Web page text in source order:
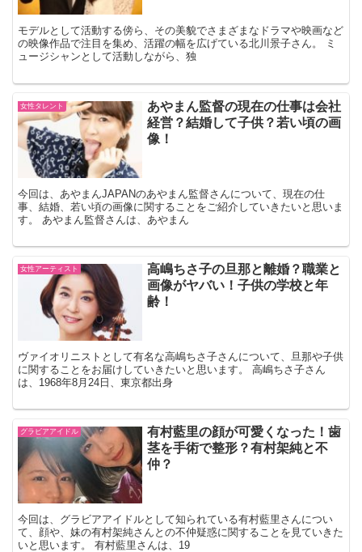
モデルとして活動する傍ら、その美貌でさまざまなドラマや映画など
の映像作品で注目を集め、活躍の幅を広げている北川景子さん。 ミ
ュージシャンとして活動しながら、独
女性タレント
あやまん監督の現在の仕事は会社
経営？結婚して子供？若い頃の画
像！
今回は、あやまんJAPANのあやまん監督さんについて、現在の仕
事、結婚、若い頃の画像に関することをご紹介していきたいと思いま
す。 あやまん監督さんは、あやまん
女性アーティスト
高嶋ちさ子の旦那と離婚？職業と
画像がヤバい！子供の学校と年
齢！
ヴァイオリニストとして有名な高嶋ちさ子さんについて、旦那や子供
に関することをお届けしていきたいと思います。 高嶋ちさ子さん
は、1968年8月24日、東京都出身
グラビアアイドル
有村藍里の顔が可愛くなった！歯
茎を手術で整形？有村架純と不
仲？
今回は、グラビアアイドルとして知られている有村藍里さんについ
て、顔や、妹の有村架純さんとの不仲疑惑に関することを見ていきた
いと思います。 有村藍里さんは、19